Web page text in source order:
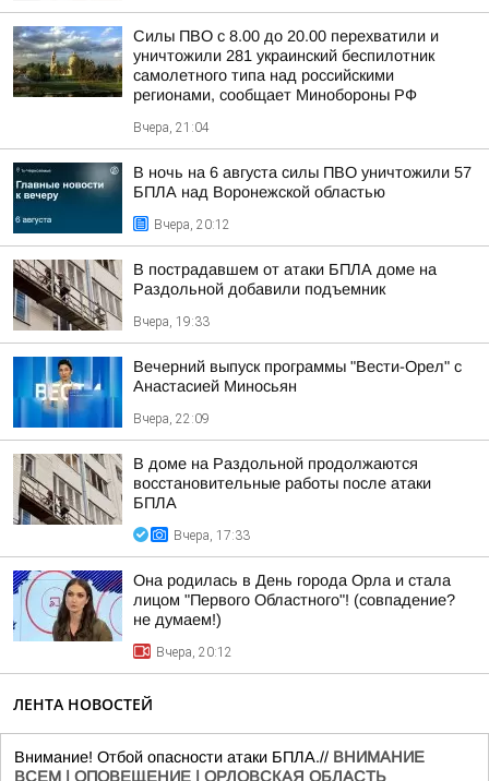
Силы ПВО с 8.00 до 20.00 перехватили и
уничтожили 281 украинский беспилотник
самолетного типа над российскими
регионами, сообщает Минобороны РФ
Вчера, 21:04
В ночь на 6 августа силы ПВО уничтожили 57
БПЛА над Воронежской областью
Вчера, 20:12
В пострадавшем от атаки БПЛА доме на
Раздольной добавили подъемник
Вчера, 19:33
Вечерний выпуск программы "Вести-Орел" с
Анастасией Миносьян
Вчера, 22:09
В доме на Раздольной продолжаются
восстановительные работы после атаки
БПЛА
Вчера, 17:33
Она родилась в День города Орла и стала
лицом "Первого Областного"! (совпадение?
не думаем!)
Вчера, 20:12
ЛЕНТА НОВОСТЕЙ
Внимание! Отбой опасности атаки БПЛА.// ВНИМАНИЕ
ВСЕМ | ОПОВЕЩЕНИЕ | ОРЛОВСКАЯ ОБЛАСТЬ